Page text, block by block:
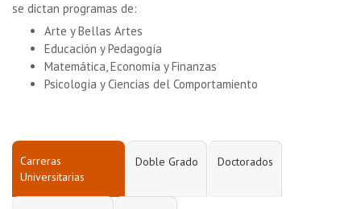
se dictan programas de:
Arte y Bellas Artes
Educación y Pedagogía
Matemática, Economía y Finanzas
Psicología y Ciencias del Comportamiento
Carreras
Universitarias
Doble Grado Doctorados